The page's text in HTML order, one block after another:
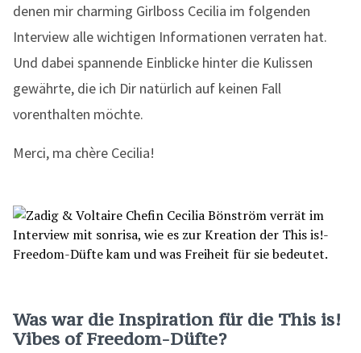
denen mir charming Girlboss Cecilia im folgenden
Interview alle wichtigen Informationen verraten hat.
Und dabei spannende Einblicke hinter die Kulissen
gewährte, die ich Dir natürlich auf keinen Fall
vorenthalten möchte.
Merci, ma chère Cecilia!
Was war die Inspiration für die This is!
Vibes of Freedom-Düfte?